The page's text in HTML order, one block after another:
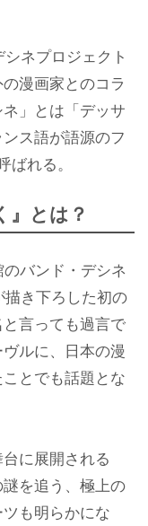
ネプロジェクト
漫画家とのコラ
」とは「デッサ
ス語が語源のフ
れる。
』とは？
バンド・デシネ
き下ろした初の
言っても過言で
ルに、日本の漫
とでも話題とな
に展開される
謎を追う、極上の
も明らかにな